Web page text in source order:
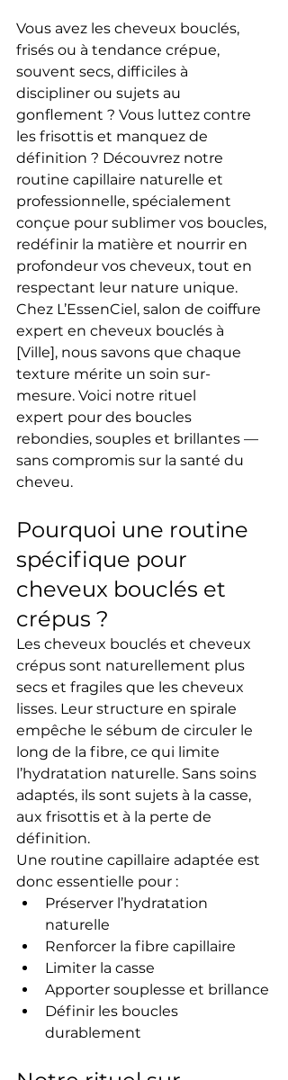
Vous avez les cheveux bouclés,
frisés ou à tendance crépue,
souvent secs, difficiles à
discipliner ou sujets au
gonflement ? Vous luttez contre
les frisottis et manquez de
définition ? Découvrez notre
routine capillaire naturelle et
professionnelle, spécialement
conçue pour sublimer vos boucles,
redéfinir la matière et nourrir en
profondeur vos cheveux, tout en
respectant leur nature unique.
Chez L’EssenCiel , salon de coiffure
expert en cheveux bouclés à
[Ville] , nous savons que chaque
texture mérite un soin sur-
mesure. Voici notre rituel
expert pour des boucles
rebondies, souples et brillantes —
sans compromis sur la santé du
cheveu.
Pourquoi une routine
spécifique pour
cheveux bouclés et
crépus ?
Les cheveux bouclés et cheveux
crépus sont naturellement plus
secs et fragiles que les cheveux
lisses. Leur structure en spirale
empêche le sébum de circuler le
long de la fibre, ce qui limite
l’hydratation naturelle. Sans soins
adaptés, ils sont sujets à la casse,
aux frisottis et à la perte de
définition.
Une routine capillaire adaptée est
donc essentielle pour :
Préserver l’hydratation
naturelle
Renforcer la fibre capillaire
Limiter la casse
Apporter souplesse et brillance
Définir les boucles
durablement